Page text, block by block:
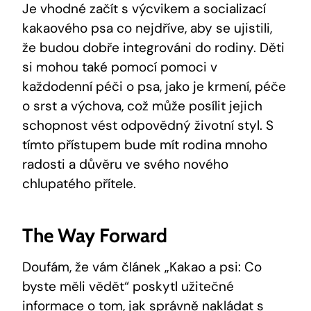
Je vhodné začít s výcvikem a socializací
kakaového psa co nejdříve, aby se ujistili,
že budou dobře integrováni do rodiny. Děti
si mohou také pomocí pomoci v
každodenní péči o psa, jako je krmení, péče
o srst a výchova, což může posílit jejich
schopnost vést odpovědný životní styl. S
tímto přístupem bude mít rodina mnoho
radosti a důvěru ve svého nového
chlupatého přítele.
The Way Forward
Doufám, že vám článek „Kakao a psi: Co
byste měli vědět“ poskytl užitečné
informace o tom, jak správně nakládat s